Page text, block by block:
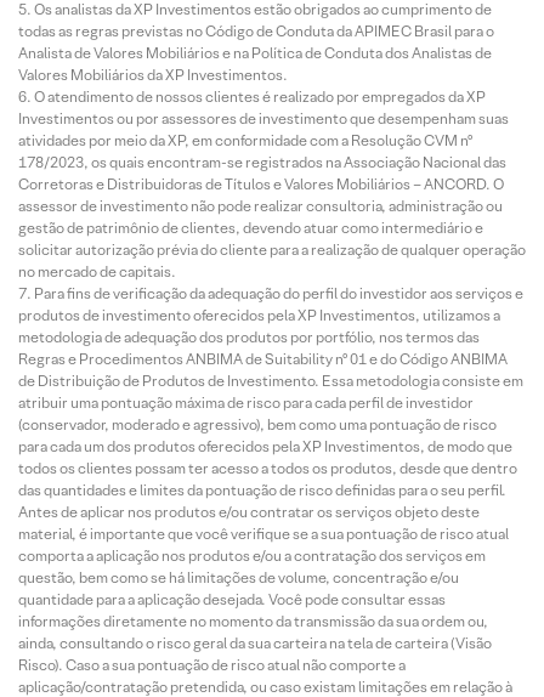
Os analistas da XP Investimentos estão obrigados ao cumprimento de
todas as regras previstas no Código de Conduta da APIMEC Brasil para o
Analista de Valores Mobiliários e na Política de Conduta dos Analistas de
Valores Mobiliários da XP Investimentos.
O atendimento de nossos clientes é realizado por empregados da XP
Investimentos ou por assessores de investimento que desempenham suas
atividades por meio da XP, em conformidade com a Resolução CVM nº
178/2023, os quais encontram-se registrados na Associação Nacional das
Corretoras e Distribuidoras de Títulos e Valores Mobiliários – ANCORD. O
assessor de investimento não pode realizar consultoria, administração ou
gestão de patrimônio de clientes, devendo atuar como intermediário e
solicitar autorização prévia do cliente para a realização de qualquer operação
no mercado de capitais.
Para fins de verificação da adequação do perfil do investidor aos serviços e
produtos de investimento oferecidos pela XP Investimentos, utilizamos a
metodologia de adequação dos produtos por portfólio, nos termos das
Regras e Procedimentos ANBIMA de Suitability nº 01 e do Código ANBIMA
de Distribuição de Produtos de Investimento. Essa metodologia consiste em
atribuir uma pontuação máxima de risco para cada perfil de investidor
(conservador, moderado e agressivo), bem como uma pontuação de risco
para cada um dos produtos oferecidos pela XP Investimentos, de modo que
todos os clientes possam ter acesso a todos os produtos, desde que dentro
das quantidades e limites da pontuação de risco definidas para o seu perfil.
Antes de aplicar nos produtos e/ou contratar os serviços objeto deste
material, é importante que você verifique se a sua pontuação de risco atual
comporta a aplicação nos produtos e/ou a contratação dos serviços em
questão, bem como se há limitações de volume, concentração e/ou
quantidade para a aplicação desejada. Você pode consultar essas
informações diretamente no momento da transmissão da sua ordem ou,
ainda, consultando o risco geral da sua carteira na tela de carteira (Visão
Risco). Caso a sua pontuação de risco atual não comporte a
aplicação/contratação pretendida, ou caso existam limitações em relação à